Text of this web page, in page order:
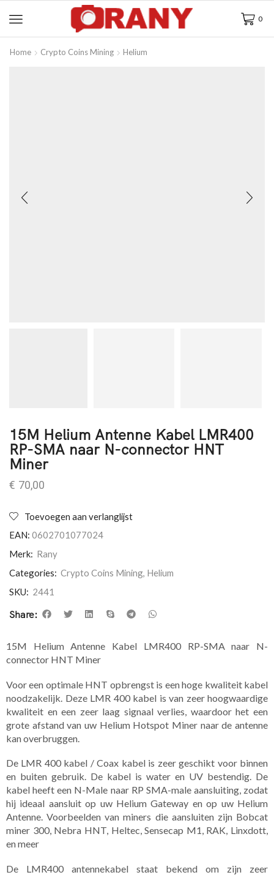
0
Home Crypto Coins Mining Helium
15M Helium Antenne Kabel LMR400
RP-SMA naar N-connector HNT
Miner
€ 70,00
Toevoegen aan verlanglijst
EAN: 0602701077024
Merk: Rany
Categories: Crypto Coins Mining, Helium
SKU: 2441
Share:
15M Helium Antenne Kabel LMR400 RP-SMA naar N-
connector HNT Miner
Voor een optimale HNT opbrengst is een hoge kwaliteit kabel
noodzakelijk. Deze LMR 400 kabel is van zeer hoogwaardige
kwaliteit en een zeer laag signaal verlies, waardoor het een
grote afstand van uw Helium Hotspot Miner naar de antenne
kan overbruggen.
De LMR 400 kabel / Coax kabel is zeer geschikt voor binnen
en buiten gebruik. De kabel is water en UV bestendig. De
kabel heeft een N-Male naar RP SMA-male aansluiting, zodat
hij ideaal aansluit op uw Helium Gateway en op uw Helium
Antenne. Voorbeelden van miners die aansluiten zijn Bobcat
miner 300, Nebra HNT, Heltec, Sensecap M1, RAK, Linxdott,
en meer
De LMR400 antennekabel staat bekend om zijn zeer